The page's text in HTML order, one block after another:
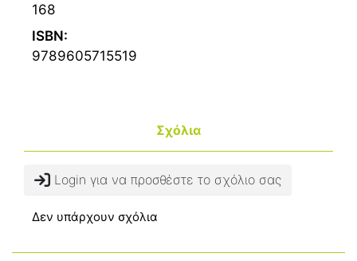
168
ISBN:
9789605715519
Σχόλια
Login για να προσθέστε το σχόλιο σας
Δεν υπάρχουν σχόλια